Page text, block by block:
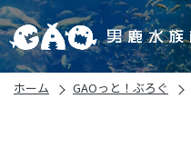
ホーム GAOっと！ぶろぐ